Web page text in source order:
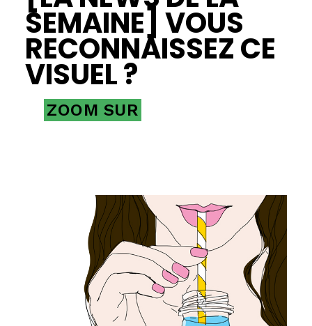
SEMAINE] VOUS
RECONNAISSEZ CE
VISUEL ?
ZOOM SUR